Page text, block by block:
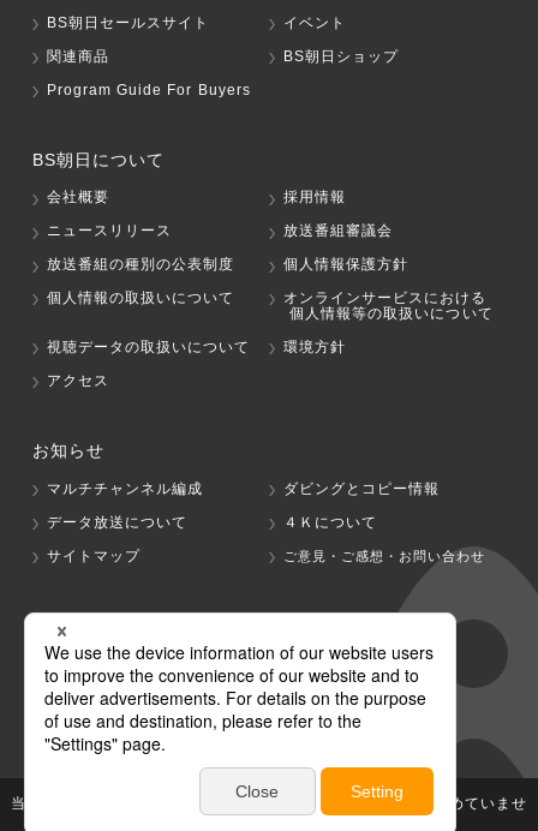
BS朝日セールスサイト
イベント
関連商品
BS朝日ショップ
Program Guide For Buyers
BS朝日について
会社概要
採用情報
ニュースリリース
放送番組審議会
放送番組の種別の公表制度
個人情報保護方針
個人情報の取扱いについて
オンラインサービスにおける
個人情報等の取扱いについて
視聴データの取扱いについて
環境方針
アクセス
お知らせ
マルチチャンネル編成
ダビングとコピー情報
データ放送について
４Ｋについて
サイトマップ
ご意見・ご感想・お問い合わせ
グループ会社
テレビ朝日 テレ朝チャンネル
当社が著作権、著作隣接権を有する放送番組等の無断利用は認めていませ
ん。